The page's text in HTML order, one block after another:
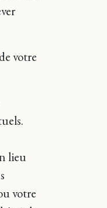
votre
lieu
votre